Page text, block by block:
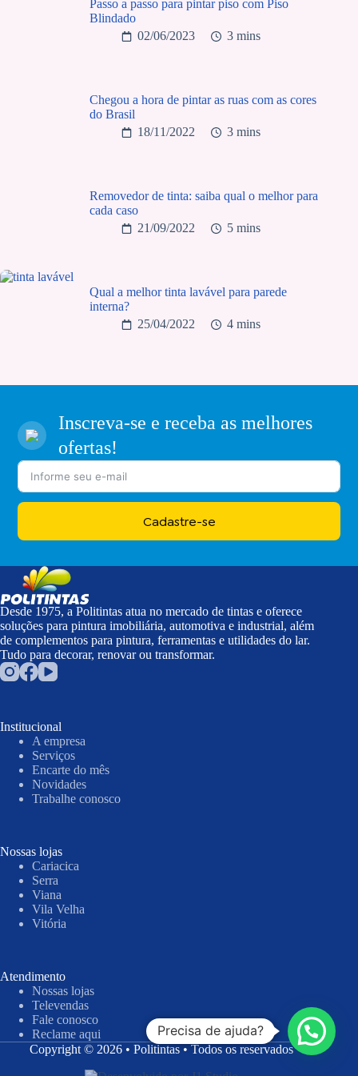
Passo a passo para pintar piso com Piso
Blindado
02/06/2023
3 mins
Chegou a hora de pintar as ruas com as cores
do Brasil
18/11/2022
3 mins
Removedor de tinta: saiba qual o melhor para
cada caso
21/09/2022
5 mins
Qual a melhor tinta lavável para parede
interna?
25/04/2022
4 mins
Inscreva-se e receba as melhores
ofertas!
Cadastre-se
Desde 1975, a Politintas atua no mercado de tintas e oferece
soluções para pintura imobiliária, automotiva e industrial, além
de complementos para pintura, ferramentas e utilidades do lar.
Tudo para decorar, renovar ou transformar.
Institucional
A empresa
Serviços
Encarte do mês
Novidades
Trabalhe conosco
Nossas lojas
Cariacica
Serra
Viana
Vila Velha
Vitória
Atendimento
Nossas lojas
Televendas
Fale conosco
Reclame aqui
Copyright © 2026 • Politintas • Todos os reservados
Precisa de ajuda?